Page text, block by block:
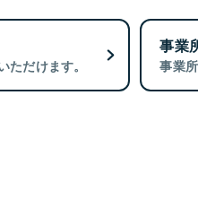
だけます。
事業
事業